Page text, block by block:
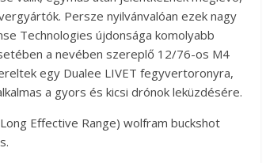
Persze nyilvánvalóan ezek nagy
Technologies újdonsága komolyabb
a nevében szereplő 12/76-os M4
egy Dualee LIVET fegyvertoronyra,
a gyors és kicsi drónok leküzdésére.
Effective Range) wolfram buckshot